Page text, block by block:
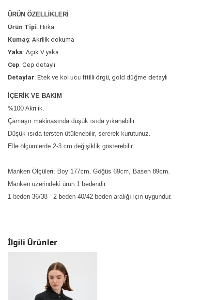
ÜRÜN ÖZELLİKLERİ
Ürün Tipi: Hırka
Kumaş: Akrilik dokuma
Yaka: Açık V yaka
Cep: Cep detaylı
Detaylar: Etek ve kol ucu fitilli örgü, gold düğme detaylı
İÇERİK VE BAKIM
%100 Akrilik.
Çamaşır makinasında düşük ısıda yıkanabilir.
Düşük ısıda tersten ütülenebilir, sererek kurutunuz.
Elle ölçümlerde 2-3 cm değişiklik gösterebilir.
Manken Ölçüleri: Boy 177cm, Göğüs 69cm, Basen 89cm.
Manken üzerindeki ürün 1 bedendir.
1 beden 36/38 - 2 beden 40/42 beden aralığı için uygundur.
İlgili Ürünler